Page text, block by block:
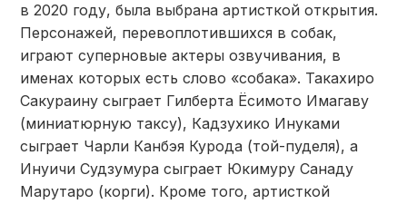
в 2020 году, была выбрана артисткой открытия.
Персонажей, перевоплотившихся в собак,
играют суперновые актеры озвучивания, в
именах которых есть слово «собака». Такахиро
Сакураину сыграет Гилберта Ёсимото Имагаву
(миниатюрную таксу), Кадзухико Инуками
сыграет Чарли Канбэя Курода (той-пуделя), а
Инуичи Судзумура сыграет Юкимуру Санаду
Марутаро (корги). Кроме того, артисткой